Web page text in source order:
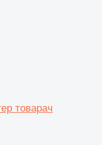
товарач